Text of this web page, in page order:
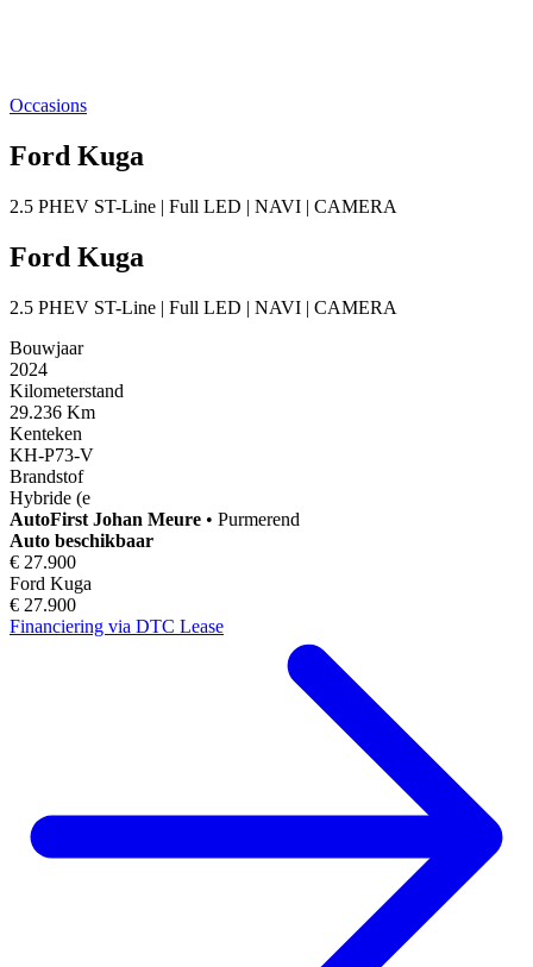
Occasions
Ford Kuga
2.5 PHEV ST-Line | Full LED | NAVI | CAMERA
Ford Kuga
2.5 PHEV ST-Line | Full LED | NAVI | CAMERA
Bouwjaar
2024
Kilometerstand
29.236 Km
Kenteken
KH-P73-V
Brandstof
Hybride (e
AutoFirst Johan Meure • Purmerend
Auto beschikbaar
€ 27.900
Ford Kuga
€ 27.900
Financiering via DTC Lease